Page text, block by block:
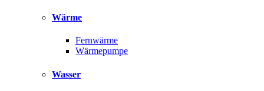
Wärme
Fernwärme
Wärmepumpe
Wasser